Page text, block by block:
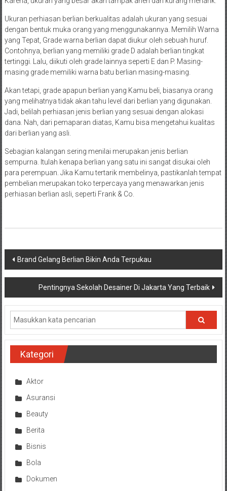
Ukuran perhiasan berlian berkualitas adalah ukuran yang sesuai
dengan bentuk muka orang yang menggunakannya. Memilih Warna
yang Tepat, Grade warna berlian dapat diukur oleh sebuah huruf.
Contohnya, berlian yang memiliki grade D adalah berlian tingkat
tertinggi. Lalu, diikuti oleh grade lainnya seperti E dan P. Masing-
masing grade memiliki warna batu berlian masing-masing.
Akan tetapi, grade apapun berlian yang Kamu beli, biasanya orang
yang melihatnya tidak akan tahu level dari berlian yang digunakan.
Jadi, belilah perhiasan jenis berlian yang sesuai dengan alokasi
dana. Nah, dari pemaparan diatas, Kamu bisa mengetahui kualitas
dari berlian yang asli.
Sebagian kalangan sering menilai merupakan jenis berlian
sempurna. Itulah kenapa berlian yang satu ini sangat disukai oleh
para perempuan. Jika Kamu tertarik membelinya, pastikanlah tempat
pembelian merupakan toko terpercaya yang menawarkan jenis
perhiasan berlian asli, seperti Frank & Co.
Navigasi
pos
Brand Gelang Berlian Bikin Anda Terpukau
Pentingnya Sekolah Desainer Di Jakarta Yang Terbaik
Kategori
Aktor
Asuransi
Beauty
Berita
Bisnis
Bola
Dokumen